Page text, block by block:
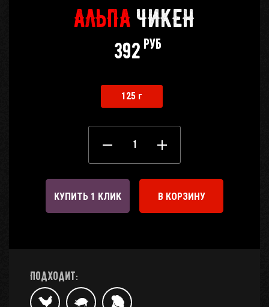
ТелефоныАЛЬПА ЧИКЕН
392 руб
125 г
КУПИТЬ 1 КЛИК В КОРЗИНУ
Подходит: